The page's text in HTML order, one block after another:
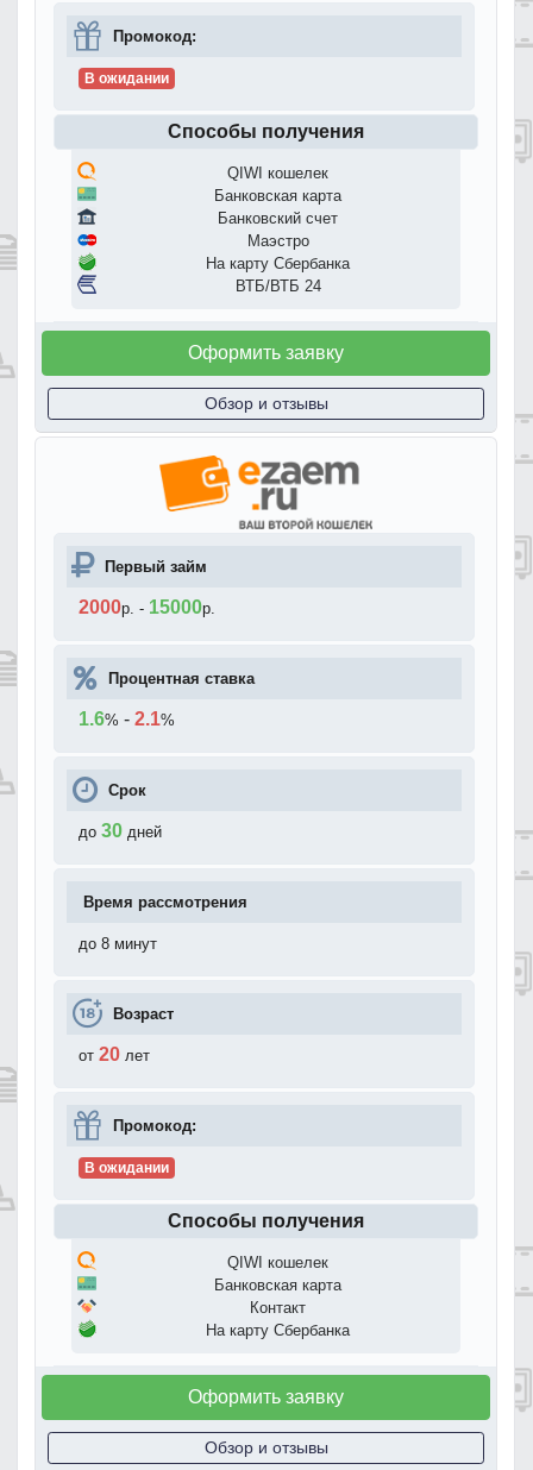
Промокод:
В ожидании
Способы получения
QIWI кошелек
Банковская карта
Банковский счет
Маэстро
На карту Сбербанка
ВТБ/ВТБ 24
Оформить заявку
Обзор и отзывы
Первый займ
2000р. - 15000р.
Процентная ставка
1.6% - 2.1%
Срок
до 30 дней
Время рассмотрения
до 8 минут
Возраст
от 20 лет
Промокод:
В ожидании
Способы получения
QIWI кошелек
Банковская карта
Контакт
На карту Сбербанка
Оформить заявку
Обзор и отзывы